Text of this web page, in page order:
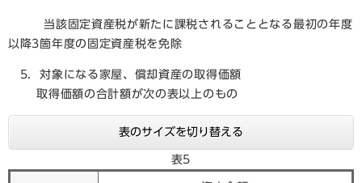
​当該固定資産税が新たに課税されることとなる最初の年度
以降3箇年度の固定資産税を免除
5．対象になる家屋、償却資産の取得価額
取得価額の合計額が次の表以上のもの
表のサイズを切り替える
表5